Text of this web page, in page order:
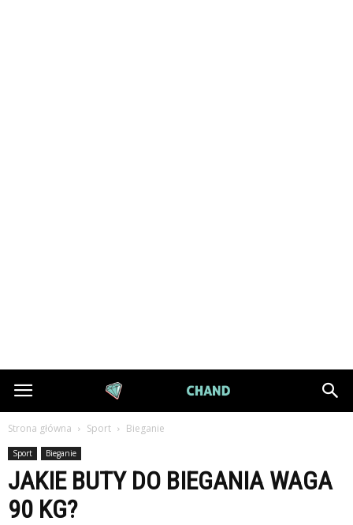
DiamondChand.pl
Strona główna Sport Bieganie
Sport Bieganie
JAKIE BUTY DO BIEGANIA WAGA
90 KG?